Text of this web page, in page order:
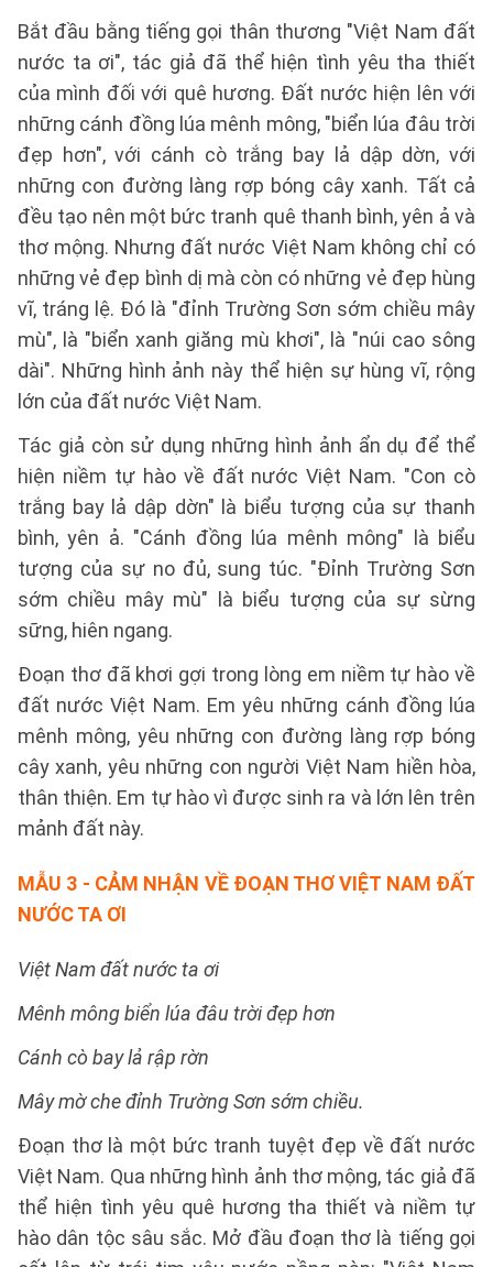
Bắt đầu bằng tiếng gọi thân thương "Việt Nam đất
nước ta ơi", tác giả đã thể hiện tình yêu tha thiết
của mình đối với quê hương. Đất nước hiện lên với
những cánh đồng lúa mênh mông, "biển lúa đâu trời
đẹp hơn", với cánh cò trắng bay lả dập dờn, với
những con đường làng rợp bóng cây xanh. Tất cả
đều tạo nên một bức tranh quê thanh bình, yên ả và
thơ mộng. Nhưng đất nước Việt Nam không chỉ có
những vẻ đẹp bình dị mà còn có những vẻ đẹp hùng
vĩ, tráng lệ. Đó là "đỉnh Trường Sơn sớm chiều mây
mù", là "biển xanh giăng mù khơi", là "núi cao sông
dài". Những hình ảnh này thể hiện sự hùng vĩ, rộng
lớn của đất nước Việt Nam.
Tác giả còn sử dụng những hình ảnh ẩn dụ để thể
hiện niềm tự hào về đất nước Việt Nam. "Con cò
trắng bay lả dập dờn" là biểu tượng của sự thanh
bình, yên ả. "Cánh đồng lúa mênh mông" là biểu
tượng của sự no đủ, sung túc. "Đỉnh Trường Sơn
sớm chiều mây mù" là biểu tượng của sự sừng
sững, hiên ngang.
Đoạn thơ đã khơi gợi trong lòng em niềm tự hào về
đất nước Việt Nam. Em yêu những cánh đồng lúa
mênh mông, yêu những con đường làng rợp bóng
cây xanh, yêu những con người Việt Nam hiền hòa,
thân thiện. Em tự hào vì được sinh ra và lớn lên trên
mảnh đất này.
MẪU 3 - CẢM NHẬN VỀ ĐOẠN THƠ VIỆT NAM ĐẤT
NƯỚC TA ƠI
Việt Nam đất nước ta ơi
Mênh mông biển lúa đâu trời đẹp hơn
Cánh cò bay lả rập rờn
Mây mờ che đỉnh Trường Sơn sớm chiều.
Đoạn thơ là một bức tranh tuyệt đẹp về đất nước
Việt Nam. Qua những hình ảnh thơ mộng, tác giả đã
thể hiện tình yêu quê hương tha thiết và niềm tự
hào dân tộc sâu sắc. Mở đầu đoạn thơ là tiếng gọi